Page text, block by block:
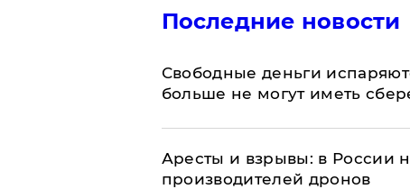
Последние новости
Свободные деньги
больше не могут иметь
Аресты и взрывы: в России
производителей дронов